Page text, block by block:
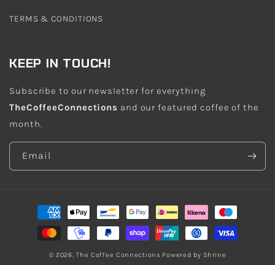
TERMS & CONDITIONS
KEEP IN TOUCH!
Subscribe to our newsletter for everything
TheCoffeeConnections and our featured coffee of the
month.
Email
Payment
methods
© 2026,The Coffee Connections Powered by Shrine